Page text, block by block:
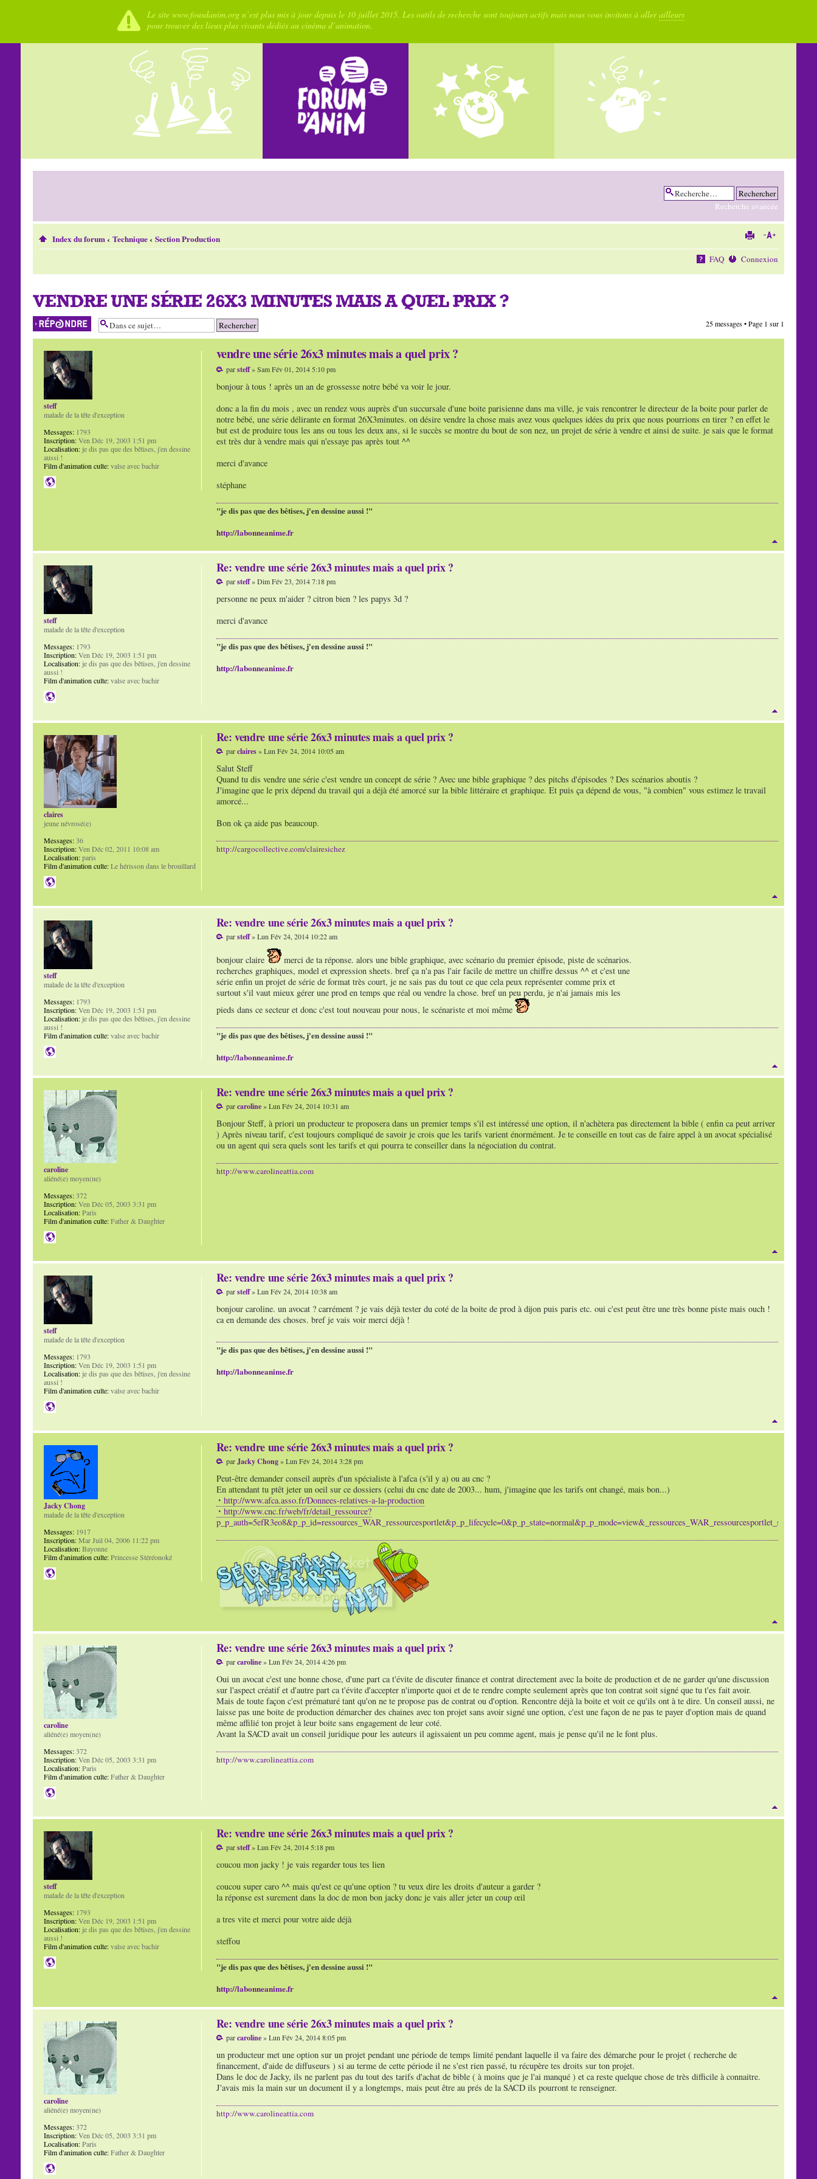
Le site www.fousdanim.org n’est plus mis à jour depuis le 10 juillet 2015. Les outils de recherche sont toujours actifs mais nous vous invitons à allerailleurs
pour trouver des lieux plus vivants dédiés au cinéma d’animation.
Recherche avancée
Index du forum‹ Technique‹ Section Production
FAQ Connexion
VENDRE UNE SÉRIE 26X3 MINUTES MAIS A QUEL PRIX ?
Répondre 25 messages • Page 1 sur 1
vendre une série 26x3 minutes mais a quel prix ?
parsteff» Sam Fév 01, 2014 5:10 pm
bonjour à tous ! après un an de grossesse notre bébé va voir le jour.
donc a la fin du mois , avec un rendez vous auprès d'un succursale d'une boite parisienne dans ma ville, je vais rencontrer le directeur de la boite pour parler de
notre bébé, une série délirante en format 26X3minutes. on désire vendre la chose mais avez vous quelques idées du prix que nous pourrions en tirer ? en effet le
but est de produire tous les ans ou tous les deux ans, si le succès se montre du bout de son nez, un projet de série à vendre et ainsi de suite. je sais que le format
est très dur à vendre mais qui n'essaye pas après tout ^^
merci d'avance
stéphane
"je dis pas que des bêtises, j'en dessine aussi !"
http://labonneanime.fr
steff
malade de la tête d'exception
Messages:1793
Inscription:Ven Déc 19, 2003 1:51 pm
Localisation:je dis pas que des bêtises, j'en dessine
aussi !
Film d'animation culte:valse avec bachir
Re: vendre une série 26x3 minutes mais a quel prix ?
parsteff» Dim Fév 23, 2014 7:18 pm
personne ne peux m'aider ? citron bien ? les papys 3d ?
merci d'avance
"je dis pas que des bêtises, j'en dessine aussi !"
http://labonneanime.fr
steff
malade de la tête d'exception
Messages:1793
Inscription:Ven Déc 19, 2003 1:51 pm
Localisation:je dis pas que des bêtises, j'en dessine
aussi !
Film d'animation culte:valse avec bachir
Re: vendre une série 26x3 minutes mais a quel prix ?
parclaires» Lun Fév 24, 2014 10:05 am
Salut Steff
Quand tu dis vendre une série c'est vendre un concept de série ? Avec une bible graphique ? des pitchs d'épisodes ? Des scénarios aboutis ?
J'imagine que le prix dépend du travail qui a déjà été amorcé sur la bible littéraire et graphique. Et puis ça dépend de vous, "à combien" vous estimez le travail
amorcé...
Bon ok ça aide pas beaucoup.
http://cargocollective.com/clairesichez
claires
jeune névrosé(e)
Messages:36
Inscription:Ven Déc 02, 2011 10:08 am
Localisation:paris
Film d'animation culte:Le hérisson dans le brouillard
Re: vendre une série 26x3 minutes mais a quel prix ?
parsteff» Lun Fév 24, 2014 10:22 am
bonjour claire
merci de ta réponse. alors une bible graphique, avec scénario du premier épisode, piste de scénarios.
recherches graphiques, model et expression sheets. bref ça n'a pas l'air facile de mettre un chiffre dessus ^^ et c'est une
série enfin un projet de série de format très court, je ne sais pas du tout ce que cela peux représenter comme prix et
surtout s'il vaut mieux gérer une prod en temps que réal ou vendre la chose. bref un peu perdu, je n'ai jamais mis les
pieds dans ce secteur et donc c'est tout nouveau pour nous, le scénariste et moi même
"je dis pas que des bêtises, j'en dessine aussi !"
http://labonneanime.fr
steff
malade de la tête d'exception
Messages:1793
Inscription:Ven Déc 19, 2003 1:51 pm
Localisation:je dis pas que des bêtises, j'en dessine
aussi !
Film d'animation culte:valse avec bachir
Re: vendre une série 26x3 minutes mais a quel prix ?
parcaroline» Lun Fév 24, 2014 10:31 am
Bonjour Steff, à priori un producteur te proposera dans un premier temps s'il est intéressé une option, il n'achètera pas directement la bible ( enfin ca peut arriver
) Après niveau tarif, c'est toujours compliqué de savoir je crois que les tarifs varient énormément. Je te conseille en tout cas de faire appel à un avocat spécialisé
ou un agent qui sera quels sont les tarifs et qui pourra te conseiller dans la négociation du contrat.
http://www.carolineattia.com
caroline
aliéné(e) moyen(ne)
Messages:372
Inscription:Ven Déc 05, 2003 3:31 pm
Localisation:Paris
Film d'animation culte:Father & Daughter
Re: vendre une série 26x3 minutes mais a quel prix ?
parsteff» Lun Fév 24, 2014 10:38 am
bonjour caroline. un avocat ? carrément ? je vais déjà tester du coté de la boite de prod à dijon puis paris etc. oui c'est peut être une très bonne piste mais ouch !
ca en demande des choses. bref je vais voir merci déjà !
"je dis pas que des bêtises, j'en dessine aussi !"
http://labonneanime.fr
steff
malade de la tête d'exception
Messages:1793
Inscription:Ven Déc 19, 2003 1:51 pm
Localisation:je dis pas que des bêtises, j'en dessine
aussi !
Film d'animation culte:valse avec bachir
Re: vendre une série 26x3 minutes mais a quel prix ?
parJacky Chong» Lun Fév 24, 2014 3:28 pm
Peut-être demander conseil auprès d'un spécialiste à l'afca (s'il y a) ou au cnc ?
En attendant tu ptêt jeter un oeil sur ce dossiers (celui du cnc date de 2003... hum, j'imagine que les tarifs ont changé, mais bon...)
http://www.afca.asso.fr/Donnees-relatives-a-la-production
http://www.cnc.fr/web/fr/detail_ressource?
Jacky Chong
malade de la tête d'exception
Messages:1917
Inscription:Mar Juil 04, 2006 11:22 pm
Localisation:Bayonne
Film d'animation culte:Princesse Stéréonoké
Re: vendre une série 26x3 minutes mais a quel prix ?
parcaroline» Lun Fév 24, 2014 4:26 pm
Oui un avocat c'est une bonne chose, d'une part ca t'évite de discuter finance et contrat directement avec la boite de production et de ne garder qu'une discussion
sur l'aspect créatif et d'autre part ca t'évite d'accepter n'importe quoi et de te rendre compte seulement après que ton contrat soit signé que tu t'es fait avoir.
Mais de toute façon c'est prématuré tant qu'on ne te propose pas de contrat ou d'option. Rencontre déjà la boite et voit ce qu'ils ont à te dire. Un conseil aussi, ne
laisse pas une boite de production démarcher des chaines avec ton projet sans avoir signé une option, c'est une façon de ne pas te payer d'option mais de quand
même affilié ton projet à leur boite sans engagement de leur coté.
Avant la SACD avait un conseil juridique pour les auteurs il agissaient un peu comme agent, mais je pense qu'il ne le font plus.
http://www.carolineattia.com
caroline
aliéné(e) moyen(ne)
Messages:372
Inscription:Ven Déc 05, 2003 3:31 pm
Localisation:Paris
Film d'animation culte:Father & Daughter
Re: vendre une série 26x3 minutes mais a quel prix ?
parsteff» Lun Fév 24, 2014 5:18 pm
coucou mon jacky ! je vais regarder tous tes lien
coucou super caro ^^ mais qu'est ce qu'une option ? tu veux dire les droits d'auteur a garder ?
la réponse est surement dans la doc de mon bon jacky donc je vais aller jeter un coup œil
a tres vite et merci pour votre aide déjà
steffou
"je dis pas que des bêtises, j'en dessine aussi !"
http://labonneanime.fr
steff
malade de la tête d'exception
Messages:1793
Inscription:Ven Déc 19, 2003 1:51 pm
Localisation:je dis pas que des bêtises, j'en dessine
aussi !
Film d'animation culte:valse avec bachir
Re: vendre une série 26x3 minutes mais a quel prix ?
parcaroline» Lun Fév 24, 2014 8:05 pm
un producteur met une option sur un projet pendant une période de temps limité pendant laquelle il va faire des démarche pour le projet ( recherche de
financement, d'aide de diffuseurs ) si au terme de cette période il ne s'est rien passé, tu récupère tes droits sur ton projet.
Dans le doc de Jacky, ils ne parlent pas du tout des tarifs d'achat de bible ( à moins que je l'ai manqué ) et ca reste quelque chose de très difficile à connaitre.
J'avais mis la main sur un document il y a longtemps, mais peut être au prés de la SACD ils pourront te renseigner.
http://www.carolineattia.com
caroline
aliéné(e) moyen(ne)
Messages:372
Inscription:Ven Déc 05, 2003 3:31 pm
Localisation:Paris
Film d'animation culte:Father & Daughter